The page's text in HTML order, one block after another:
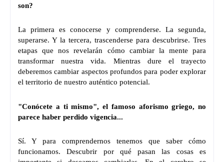
son?
La primera es conocerse y comprenderse. La segunda,
superarse. Y la tercera, trascenderse para descubrirse. Tres
etapas que nos revelarán cómo cambiar la mente para
transformar nuestra vida. Mientras dure el trayecto
deberemos cambiar aspectos profundos para poder explorar
el territorio de nuestro auténtico potencial.
"Conócete a ti mismo", el famoso aforismo griego, no
parece haber perdido vigencia...
Sí. Y para comprendernos tenemos que saber cómo
funcionamos. Descubrir por qué pasan las cosas es